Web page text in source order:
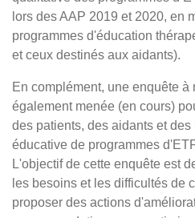
lors des AAP 2019 et 2020, en
programmes d'éducation
et ceux destinés aux aidants).
En complément, une enquête
également menée (en cours)
des patients, des aidants et des
éducative de programmes
L'objectif de cette enquête est
les besoins et les difficultés de
proposer des actions